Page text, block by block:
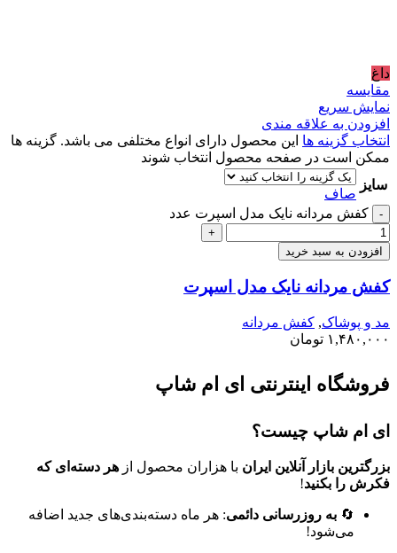
داغ
مقايسه
نمایش سریع
افزودن به علاقه مندی
انتخاب گزینه ها این محصول دارای انواع مختلفی می باشد. گزینه ها
ممکن است در صفحه محصول انتخاب شوند
سایز
صاف
- کفش مردانه نایک مدل اسپرت عدد
+
افزودن به سبد خرید
کفش مردانه نایک مدل اسپرت
مد و پوشاک, کفش مردانه
۱,۴۸۰,۰۰۰ تومان
فروشگاه اینترنتی ای ام شاپ
ای ام شاپ چیست؟
بزرگترین بازار آنلاین ایران با هزاران محصول از هر دسته‌ای که
فکرش را بکنید!
🔄 به روزرسانی دائمی: هر ماه دسته‌بندی‌های جدید اضافه
می‌شود!